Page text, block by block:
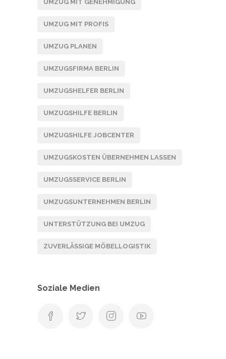
UMZUG MIT GENEHMIGUNG
UMZUG MIT PROFIS
UMZUG PLANEN
UMZUGSFIRMA BERLIN
UMZUGSHELFER BERLIN
UMZUGSHILFE BERLIN
UMZUGSHILFE JOBCENTER
UMZUGSKOSTEN ÜBERNEHMEN LASSEN
UMZUGSSERVICE BERLIN
UMZUGSUNTERNEHMEN BERLIN
UNTERSTÜTZUNG BEI UMZUG
ZUVERLÄSSIGE MÖBELLOGISTIK
Soziale Medien